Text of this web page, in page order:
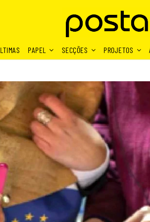
PAPEL SECÇÕES PROJETOS